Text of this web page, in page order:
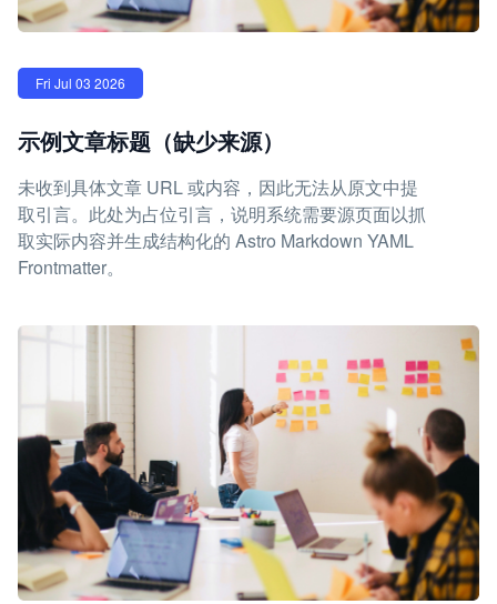
Fri Jul 03 2026
示例文章标题（缺少来源）
未收到具体文章 URL 或内容，因此无法从原文中提
取引言。此处为占位引言，说明系统需要源页面以抓
取实际内容并生成结构化的 Astro Markdown YAML
Frontmatter。